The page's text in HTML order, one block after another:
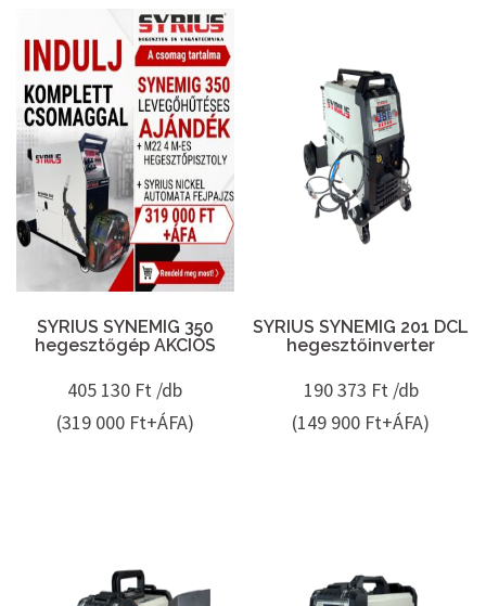
SYRIUS SYNEMIG 350
hegesztőgép AKCIÓS
405 130 Ft /db
(319 000 Ft+ÁFA)
SYRIUS SYNEMIG 201 DCL
hegesztőinverter
190 373 Ft /db
(149 900 Ft+ÁFA)